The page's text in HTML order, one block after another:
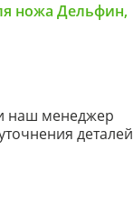
ножа Дельфин,
наш менеджер
деталей